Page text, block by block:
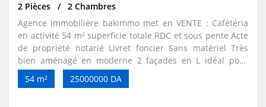
2 Pièces
2 Chambres
Agence immobilière bakimmo met en VENTE : Cafétéria
en activité 54 m² superficie totale RDC et sous pente Acte
de propriété notarié Livret foncier Sans matériel Très
bien aménagé en moderne 2 façades en L idéal pour
investissement immobilier très porteur de bénéfices et
de plus value immobilière.
54 m² 25000000 DA